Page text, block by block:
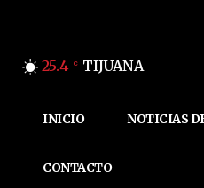
25.4 C TIJUANA
INICIO NOTICIAS
CONTACTO